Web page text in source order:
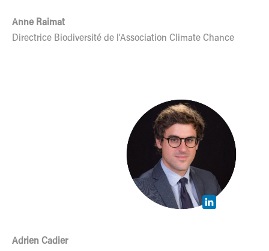
Anne Raimat
Directrice Biodiversité de l’Association Climate Chance
Adrien Cadier